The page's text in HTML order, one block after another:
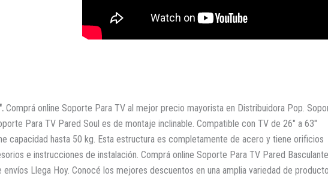
Comprá online Soporte Para TV al mejor precio mayorista en Distribuidora Pop.
Para TV Pared Soul es de montaje inclinable. Compatible con TV de 26″ a 63″
capacidad hasta 50 kg. Esta estructura es completamente de acero y tiene orificios
e instrucciones de instalación. Comprá online Soporte Para TV Pared Basculante
Llega Hoy. Conocé los mejores descuentos en una amplia variedad de